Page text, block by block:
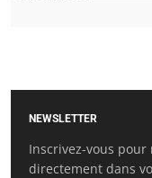
NEWSLETTER
Inscrivez-vous
directement dans